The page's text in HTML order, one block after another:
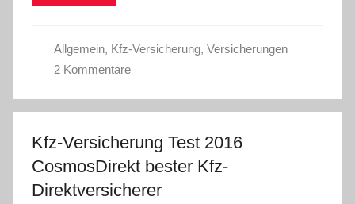
Allgemein, Kfz-Versicherung, Versicherungen
2 Kommentare
Kfz-Versicherung Test 2016
CosmosDirekt bester Kfz-
Direktversicherer